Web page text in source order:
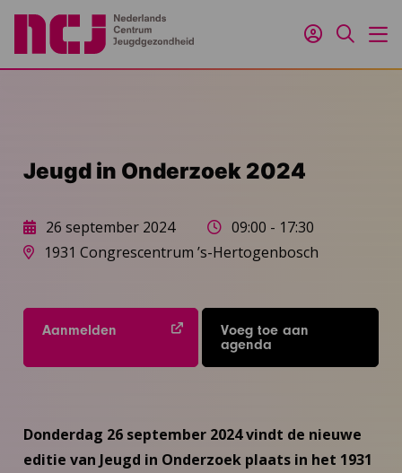
Inloggen
Zoeken
Jeugd in Onderzoek 2024
26 september 2024
09:00 - 17:30
1931 Congrescentrum ’s-Hertogenbosch
Aanmelden
Voeg toe aan
agenda
Donderdag 26 september 2024 vindt de nieuwe
editie van Jeugd in Onderzoek plaats in het 1931